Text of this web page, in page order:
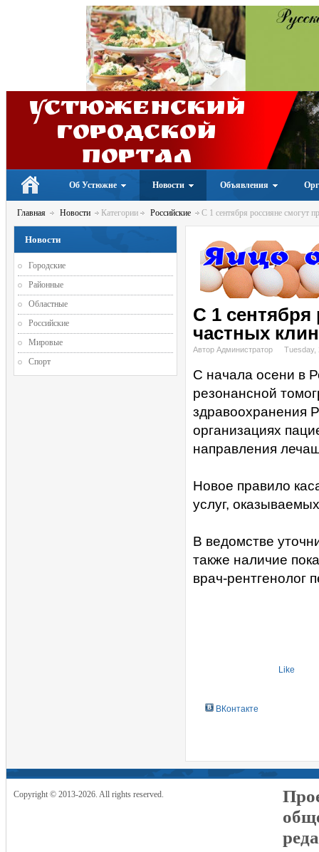
Устюженский
Городской
портал
Об Устюжне Новости Объявления
Главная Новости Категории Российские С 1 сентября россияне смогут
С 1
частных
Автор Администратор Tuesday,
С начала осени в
резонансной
здравоохранения
организациях
направления
Новое правило
услуг,
В ведомстве
также наличие
врач-рентгенолог
Like
ВКонтакте
Новости
Городские
Районные
Областные
Российские
Мировые
Спорт
Copyright © 2013-2026. All rights reserved.